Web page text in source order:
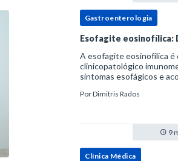
Gastroenterologia
Esofagite eosinofílica:
A esofagite eosinofílica é
clinicopatológico
sintomas esofágicos e
dentro do espectro da
PorDimitris Rados
9
Clínica Médica